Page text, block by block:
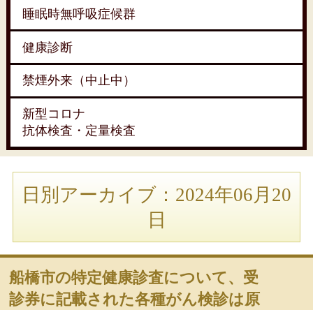
睡眠時無呼吸症候群
健康診断
禁煙外来（中止中）
新型コロナ
抗体検査・定量検査
日別アーカイブ：2024年06月20
日
船橋市の特定健康診査について、受
診券に記載された各種がん検診は原